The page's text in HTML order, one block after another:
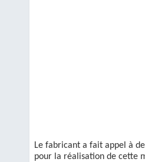
Le fabricant a fait appel à
pour la réalisation de cette